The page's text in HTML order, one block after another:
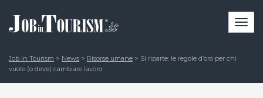
Job In Tourism > News > Risorse umane > Si riparte: le regole d’oro per chi
vuole (o deve) cambiare lavoro